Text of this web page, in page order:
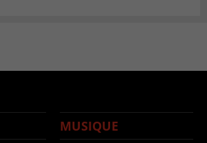
MUSIQUE